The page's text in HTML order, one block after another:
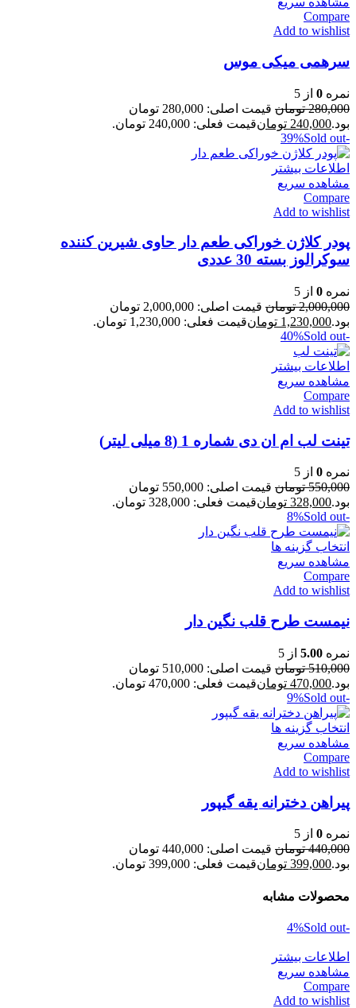
Compare
Add to wishlist
سرهمی میکی موس
نمره 0 از 5
280,000 تومان
قیمت اصلی: 280,000 تومان
بود.240,000 تومانقیمت فعلی: 240,000 تومان.
-39%
Sold out
اطلاعات بیشتر
مشاهده سریع
Compare
Add to wishlist
پودر کلاژن خوراکی طعم دار حاوی شیرین کننده
سوکرالوز بسته 30 عددی
نمره 0 از 5
2,000,000 تومان
قیمت اصلی: 2,000,000 تومان
بود.1,230,000 تومانقیمت فعلی: 1,230,000 تومان.
-40%
Sold out
اطلاعات بیشتر
مشاهده سریع
Compare
Add to wishlist
تینت لب ام ان دی شماره 1 (8 میلی لیتر)
نمره 0 از 5
550,000 تومان
قیمت اصلی: 550,000 تومان
بود.328,000 تومانقیمت فعلی: 328,000 تومان.
-8%
Sold out
انتخاب گزینه ها
مشاهده سریع
Compare
Add to wishlist
نیمست طرح قلب نگین دار
نمره 5.00 از 5
510,000 تومان
قیمت اصلی: 510,000 تومان
بود.470,000 تومانقیمت فعلی: 470,000 تومان.
-9%
Sold out
انتخاب گزینه ها
مشاهده سریع
Compare
Add to wishlist
پیراهن دخترانه یقه گیپور
نمره 0 از 5
440,000 تومان
قیمت اصلی: 440,000 تومان
بود.399,000 تومانقیمت فعلی: 399,000 تومان.
محصولات مشابه
-4%
Sold out
اطلاعات بیشتر
مشاهده سریع
Compare
Add to wishlist